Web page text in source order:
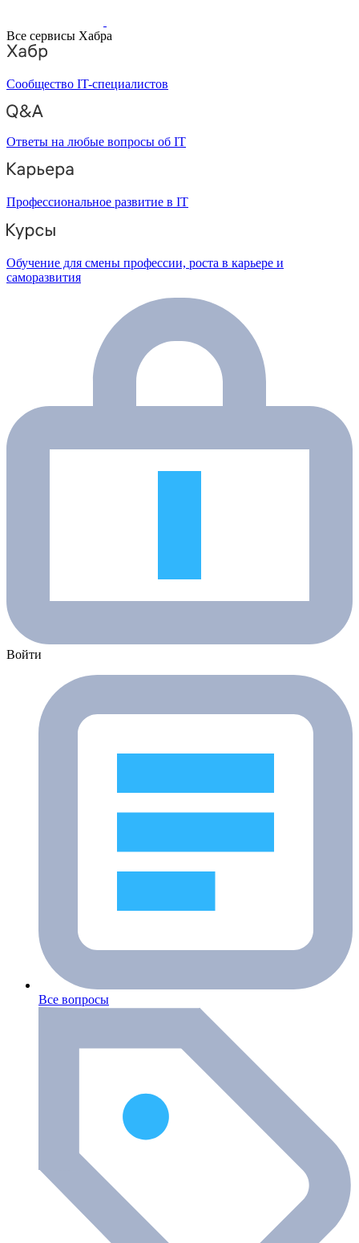
Все сервисы Хабра
Сообщество IT-специалистов
Ответы на любые вопросы об IT
Профессиональное развитие в IT
Обучение для смены профессии, роста в карьере и
саморазвития
Войти
Все вопросы